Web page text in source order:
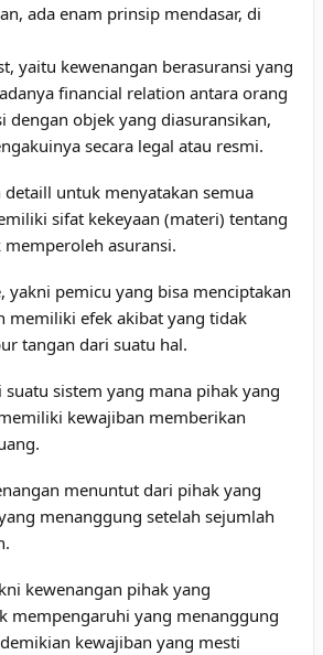
ada enam prinsip mendasar, di
yaitu kewenangan berasuransi yang
financial relation antara orang
dengan objek yang diasuransikan,
secara legal atau resmi.
detaill untuk menyatakan semua
sifat kekeyaan (materi) tentang
asuransi.
yakni pemicu yang bisa menciptakan
memiliki efek akibat yang tidak
tangan dari suatu hal.
sistem yang mana pihak yang
kewajiban memberikan
menuntut dari pihak yang
menanggung setelah sejumlah
kewenangan pihak yang
mempengaruhi yang menanggung
kewajiban yang mesti